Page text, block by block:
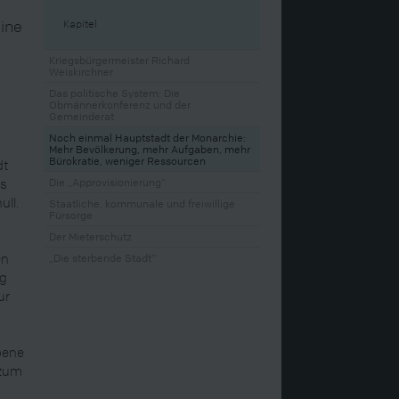
Kapitel
Noch einmal Hauptstadt der Monarchie:
Mehr Bevölkerung, mehr Aufgaben, mehr
Bürokratie, weniger Ressourcen